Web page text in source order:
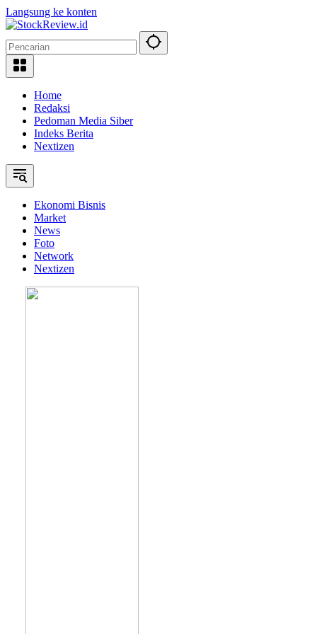
Langsung ke konten
Home
Redaksi
Pedoman Media Siber
Indeks Berita
Nextizen
Ekonomi Bisnis
Market
News
Foto
Network
Nextizen